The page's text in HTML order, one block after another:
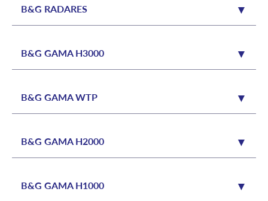
B&G RADARES
B&G GAMA H3000
B&G GAMA WTP
B&G GAMA H2000
B&G GAMA H1000